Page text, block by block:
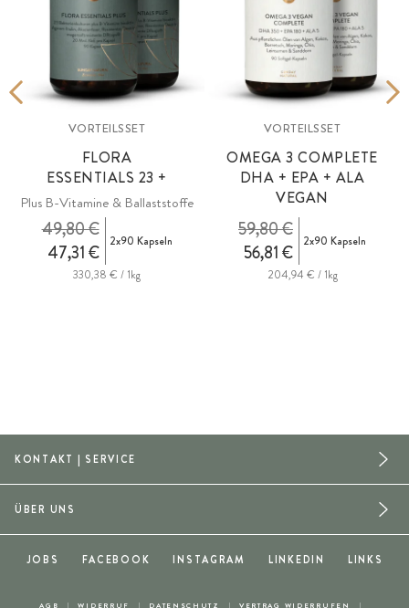
VORTEILSSET
FLORA
ESSENTIALS 23 +
Plus B-Vitamine & Ballaststoffe
47,31 €
49,80 € 2x90 Kapseln
330,38 € / 1kg
VORTEILSSET
OMEGA 3 COMPLETE
DHA + EPA + ALA
VEGAN
56,81 €
59,80 € 2x90 Kapseln
204,94 € / 1kg
KONTAKT | SERVICE
AGB WIDERRUF DATENSCHUTZ VERTRAG WIDERRUFEN
ÜBER UNS
JOBS FACEBOOK INSTAGRAM LINKEDIN LINKS